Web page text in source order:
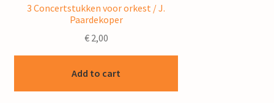
3 Concertstukken voor orkest / J.
Paardekoper
€2,00
Add to cart